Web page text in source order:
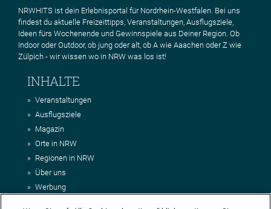
NRWHITS ist dein Erlebnisportal für Nordrhein-Westfalen. Bei uns
findest du aktuelle Freizeittipps, Veranstaltungen, Ausflugsziele,
Ideen fürs Wochenende und Gewinnspiele aus Deiner Region. Ob
Indoor oder Outdoor, ob jung oder alt, ob A wie Aaachen oder Z wie
Zülpich - wir wissen wo in NRW was los ist!
INHALTE
Veranstaltungen
Ausflugsziele
Magazin
Orte in NRW
Regionen in NRW
Über uns
Werbung